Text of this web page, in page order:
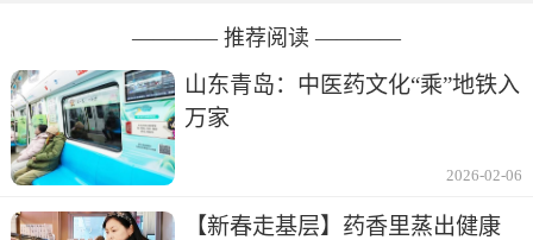
———— 推荐阅读 ————
山东青岛：中医药文化“乘”地铁入
万家
2026-02-06
【新春走基层】药香里蒸出健康